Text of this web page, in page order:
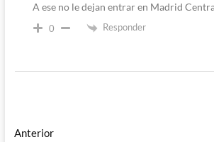
A ese no le dejan entrar en Madrid
0 Responder
Navegación
AnteriorEntrada